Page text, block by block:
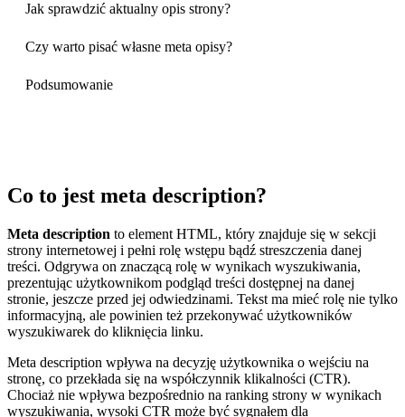
Jak sprawdzić aktualny opis strony?
Czy warto pisać własne meta opisy?
Podsumowanie
Co to jest meta description?
Meta description to element HTML, który znajduje się w sekcji
strony internetowej i pełni rolę wstępu bądź streszczenia danej
treści. Odgrywa on znaczącą rolę w wynikach wyszukiwania,
prezentując użytkownikom podgląd treści dostępnej na danej
stronie, jeszcze przed jej odwiedzinami. Tekst ma mieć rolę nie tylko
informacyjną, ale powinien też przekonywać użytkowników
wyszukiwarek do kliknięcia linku.
Meta description wpływa na decyzję użytkownika o wejściu na
stronę, co przekłada się na współczynnik klikalności (CTR).
Chociaż nie wpływa bezpośrednio na ranking strony w wynikach
wyszukiwania, wysoki CTR może być sygnałem dla